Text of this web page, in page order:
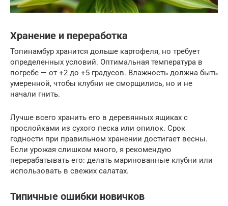
Хранение и переработка
Топинамбур хранится дольше картофеля, но требует
определенных условий. Оптимальная температура в
погребе — от +2 до +5 градусов. Влажность должна быть
умеренной, чтобы клубни не сморщились, но и не
начали гнить.
Лучше всего хранить его в деревянных ящиках с
прослойками из сухого песка или опилок. Срок
годности при правильном хранении достигает весны.
Если урожая слишком много, я рекомендую
перерабатывать его: делать маринованные клубни или
использовать в свежих салатах.
Типичные ошибки новичков